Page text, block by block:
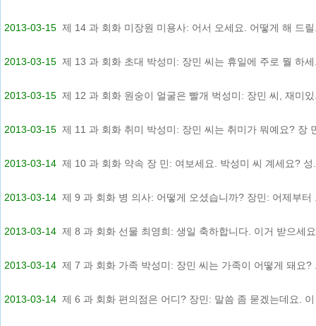
2013-03-15 제 14 과 회화 미장원 미용사: 어서 오세요. 어떻게 해 드
2013-03-15 제 13 과 회화 초대 박성미: 장민 씨는 휴일에 주로 뭘 하
2013-03-15 제 12 과 회화 원숭이 얼굴은 빨개 벅성미: 장민 씨, 재미
2013-03-15 제 11 과 회화 취미 박성미: 장민 씨는 취미가 뭐예요? 장
2013-03-14 제 10 과 회화 약속 장 민: 여보세요. 박성미 씨 계세요? 성
2013-03-14 제 9 과 회화 병 의사: 어떻게 오셨습니까? 장민: 어제부터
2013-03-14 제 8 과 회화 선물 최영희: 생일 축하합니다. 이거 받으세
2013-03-14 제 7 과 회화 가족 박성미: 장민 씨는 가족이 어떻게 돼요?
2013-03-14 제 6 과 회화 편의점은 어디? 장민: 말씀 좀 묻겠는데요.